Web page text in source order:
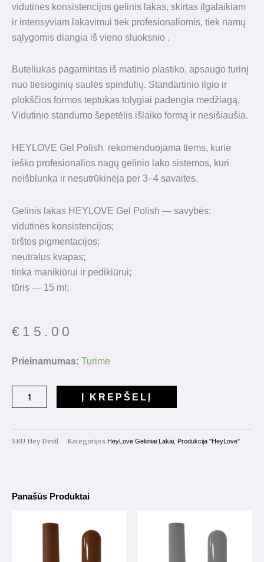
vidutinės konsistencijos gelinis lakas, skirtas ilgalaikiam
ir intensyviam lakavimui tiek profesionaliomis, tiek namų
sąlygomis diangia iš vieno sluoksnio .
Buteliukas pagamintas iš matinio plastiko, apsaugo turinį
nuo tiesioginių saulės spindulių. Standartinio ilgio ir
plokščios formos teptukas tolygiai padengia medžiagą.
Vidutinio standumo šepetėlis išlaiko formą ir nesišiaušia.
HEYLOVE Gel Polish rekomenduojama tiems, kurie
ieško profesionalios nagų gelinio lako sistemos, kuri
neišblunka ir nesutrūkinėja per 3–4 savaites.
Gelinis lakas HEYLOVE Gel Polish — savybės:
vidutinės konsistencijos;
tirštos pigmentacijos;
neutralus kvapas;
tinka manikiūrui ir pedikiūrui;
tūris — 15 ml;
€ 15.00
Prieinamumas: Turime
produkto
lakas
"Devil
Į KREPŠELĮ
SKU Hey Devil Kategorijos HeyLove Geliiniai Lakai Produkcija "HeyLove"
Panašūs Produktai